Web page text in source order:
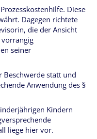
Diese
Dagegen richtete
die der Ansicht
vorrangig
seiner
Beschwerde statt und
Anwendung des §
Kindern
liege hier vor.